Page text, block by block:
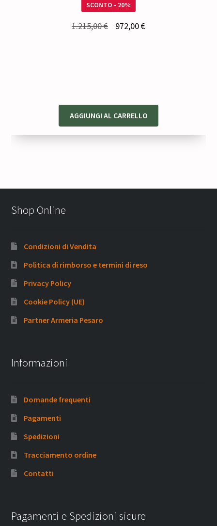
SCONTO - 20%
1.215,00€ 972,00€Il
AGGIUNGI AL CARRELLO
Shop Online
Condizioni di Vendita
Politica di rimborso e termini di reso
Privacy Policy
Cookie Policy (UE)
Partner Armeria Pesaro
Informazioni
Domande frequenti
Pagamenti
Spedizioni
Tracciamento ordine
Contatti
Pagamenti e Spedizioni sicure